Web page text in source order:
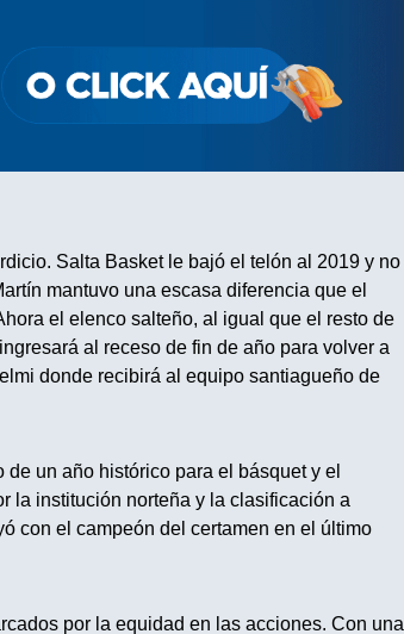
Salta Basket le bajó el telón al 2019 y no
mantuvo una escasa diferencia que el
el elenco salteño, al igual que el resto de
al receso de fin de año para volver a
donde recibirá al equipo santiagueño de
un año histórico para el básquet y el
la institución norteña y la clasificación a
con el campeón del certamen en el último
por la equidad en las acciones. Con una